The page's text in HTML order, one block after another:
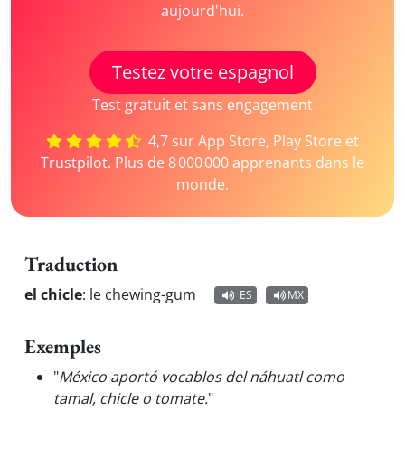
aujourd'hui.
Testez votre espagnol
Test gratuit et sans engagement
4,7 sur App Store, Play Store et
Trustpilot. Plus de 8 000 000 apprenants dans le
monde.
Traduction
el chicle: le chewing-gum ES MX
Exemples
"México aportó vocablos del náhuatl como
tamal, chicle o tomate."